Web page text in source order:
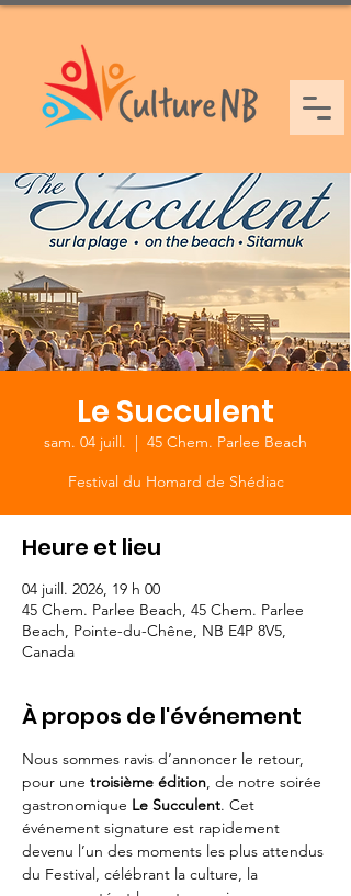
Le Succulent
sam. 04 juill.
  |
45 Chem. Parlee Beach
Festival du Homard de Shédiac
Heure et lieu
04 juill. 2026, 19 h 00
45 Chem. Parlee Beach, 45 Chem. Parlee
Beach, Pointe-du-Chêne, NB E4P 8V5,
Canada
À propos de l'événement
Nous sommes ravis d’annoncer le retour,
pour une troisième édition, de notre soirée
gastronomique Le Succulent. Cet
événement signature est rapidement
devenu l’un des moments les plus attendus
du Festival, célébrant la culture, la